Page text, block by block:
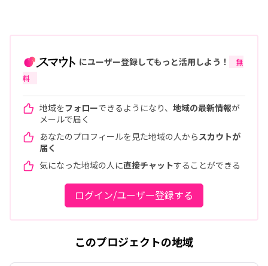
にユーザー登録してもっと活用しよう！
無
料
地域をフォローできるようになり、 地域の最新情報が
メールで届く
あなたのプロフィールを見た地域の人から スカウトが
届く
気になった地域の人に直接チャットすることができる
ログイン/ユーザー登録する
このプロジェクトの地域